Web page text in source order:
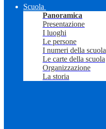
Scuola
Panoramica
Presentazione
I luoghi
Le persone
I numeri della scuola
Le carte della scuola
Organizzazione
La storia